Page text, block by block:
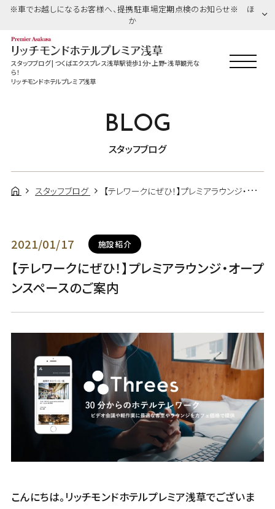
※車でお越しになるお客様へ、提携駐車場定期点検のお知らせ※ ほ
か
スタッフブログ | つくばエクスプレス浅草駅徒歩1分・上野・浅草観光な
ら！
リッチモンドホテルプレミア浅草
BLOG
スタッフブログ
スタッフブログ 【テレワークにぜひ！】プレミアラウンジ・オープンスペースのご案内
2021/01/17 施設紹介
【テレワークにぜひ！】プレミアラウンジ・オープ
ンスペースのご案内
こんにちは。リッチモンドホテルプレミア浅草でございま